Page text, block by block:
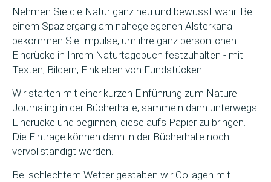
Nehmen Sie die Natur ganz neu und bewusst wahr. Bei
einem Spaziergang am nahegelegenen Alsterkanal
bekommen Sie Impulse, um ihre ganz persönlichen
Eindrücke in Ihrem Naturtagebuch festzuhalten - mit
Texten, Bildern, Einkleben von Fundstücken...
Wir starten mit einer kurzen Einführung zum Nature
Journaling in der Bücherhalle, sammeln dann unterwegs
Eindrücke und beginnen, diese aufs Papier zu bringen.
Die Einträge können dann in der Bücherhalle noch
vervollständigt werden.
Bei schlechtem Wetter gestalten wir Collagen mit